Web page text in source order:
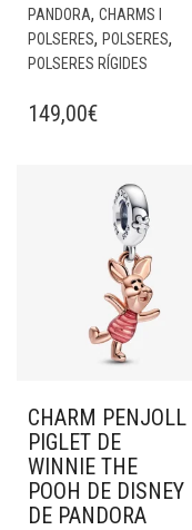
PANDORA, CHARMS I
POLSERES, POLSERES,
POLSERES RÍGIDES
149,00€
CHARM PENJOLL
PIGLET DE
WINNIE THE
POOH DE DISNEY
DE PANDORA